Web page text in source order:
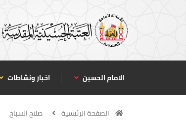
الامام الحسين اخبار ونشاطات
الصفحة الرئيسية صلاح السباح